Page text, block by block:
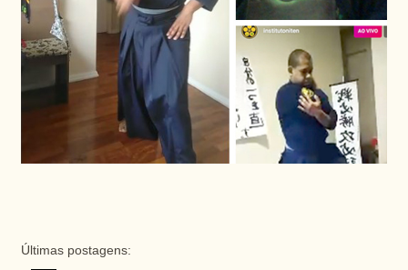
Últimas postagens: